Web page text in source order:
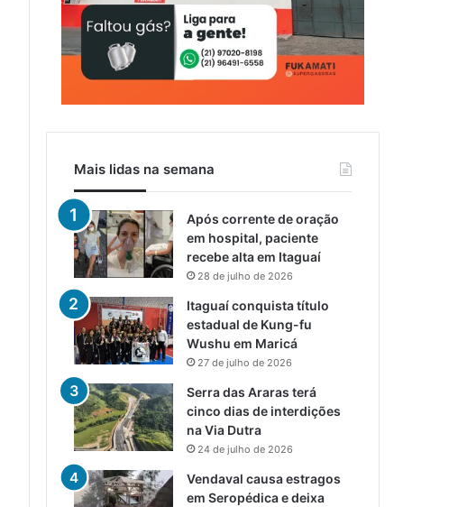
Mais lidas na semana
Após corrente de oração
em hospital, paciente
recebe alta em Itaguaí
28 de julho de 2026
Itaguaí conquista título
estadual de Kung-fu
Wushu em Maricá
27 de julho de 2026
Serra das Araras terá
cinco dias de interdições
na Via Dutra
24 de julho de 2026
Vendaval causa estragos
em Seropédica e deixa